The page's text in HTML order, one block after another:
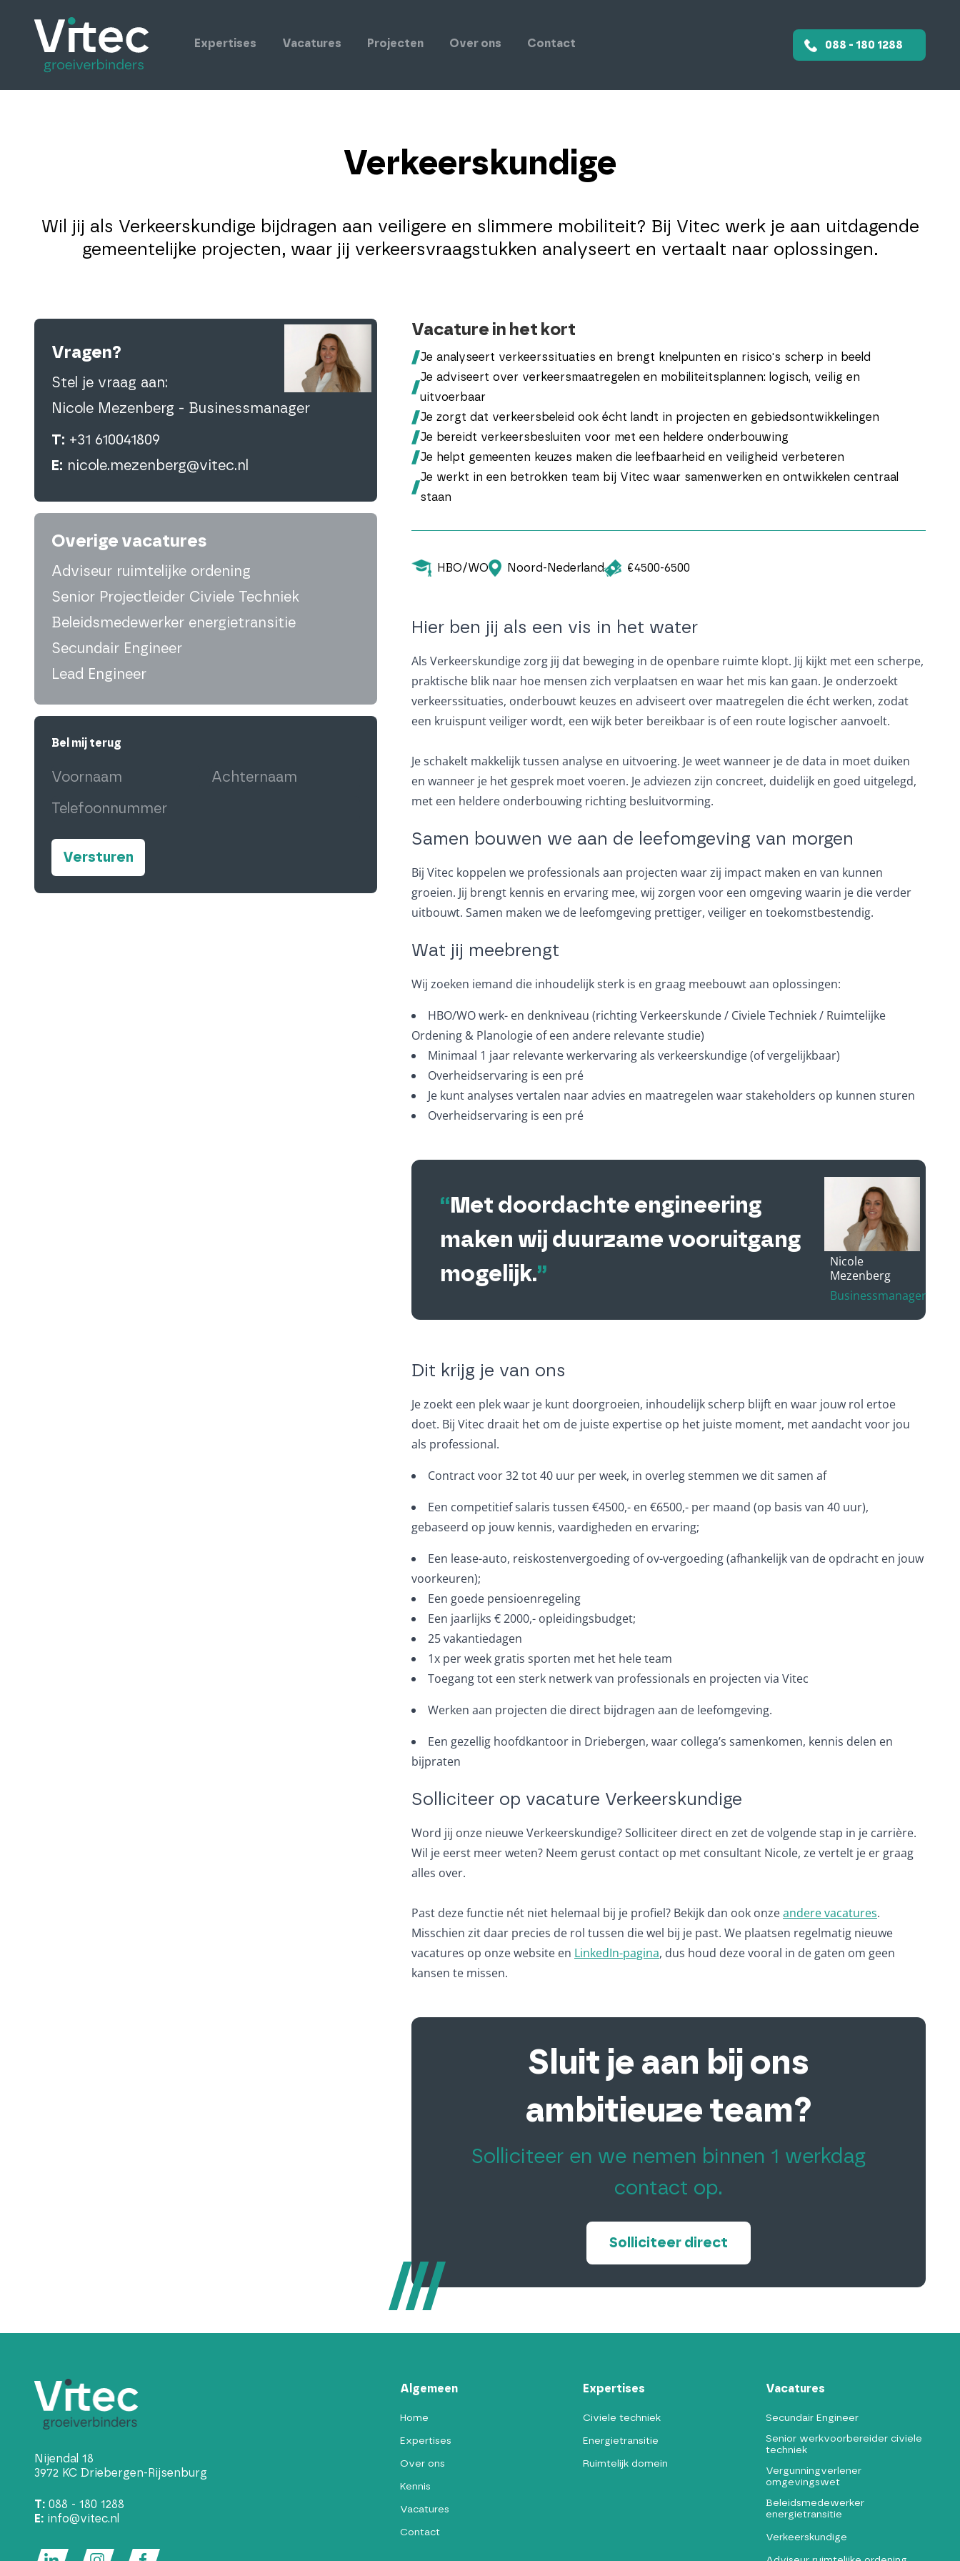
Expertises Vacatures Projecten Over ons Contact 088 - 180 1288
Verkeerskundige
Wil jij als Verkeerskundige bijdragen aan veiligere en slimmere mobiliteit? Bij Vitec werk je aan uitdagende
gemeentelijke projecten, waar jij verkeersvraagstukken analyseert en vertaalt naar oplossingen.
Vragen?
Stel je vraag aan:
Nicole Mezenberg - Businessmanager
T: +31 610041809
E: nicole.mezenberg@vitec.nl
Overige vacatures
Adviseur ruimtelijke ordening
Senior Projectleider Civiele Techniek
Beleidsmedewerker energietransitie
Secundair Engineer
Lead Engineer
Bel mij terug
Voornaam Achternaam
Telefoonnummer
Vacature in het kort
Je analyseert verkeerssituaties en brengt knelpunten en risico's scherp in beeld
Je adviseert over verkeersmaatregelen en mobiliteitsplannen: logisch, veilig en
uitvoerbaar
Je zorgt dat verkeersbeleid ook écht landt in projecten en gebiedsontwikkelingen
Je bereidt verkeersbesluiten voor met een heldere onderbouwing
Je helpt gemeenten keuzes maken die leefbaarheid en veiligheid verbeteren
Je werkt in een betrokken team bij Vitec waar samenwerken en ontwikkelen centraal
staan
HBO/WO Noord-Nederland €4500-6500
Hier ben jij als een vis in het water
Als Verkeerskundige zorg jij dat beweging in de openbare ruimte klopt. Jij kijkt met een scherpe,
praktische blik naar hoe mensen zich verplaatsen en waar het mis kan gaan. Je onderzoekt
verkeerssituaties, onderbouwt keuzes en adviseert over maatregelen die écht werken, zodat
een kruispunt veiliger wordt, een wijk beter bereikbaar is of een route logischer aanvoelt.
Je schakelt makkelijk tussen analyse en uitvoering. Je weet wanneer je de data in moet duiken
en wanneer je het gesprek moet voeren. Je adviezen zijn concreet, duidelijk en goed uitgelegd,
met een heldere onderbouwing richting besluitvorming.
Samen bouwen we aan de leefomgeving van morgen
Bij Vitec koppelen we professionals aan projecten waar zij impact maken en van kunnen
groeien. Jij brengt kennis en ervaring mee, wij zorgen voor een omgeving waarin je die verder
uitbouwt. Samen maken we de leefomgeving prettiger, veiliger en toekomstbestendig.
Wat jij meebrengt
Wij zoeken iemand die inhoudelijk sterk is en graag meebouwt aan oplossingen:
HBO/WO werk- en denkniveau (richting Verkeerskunde / Civiele Techniek / Ruimtelijke
Ordening & Planologie of een andere relevante studie)
Minimaal 1 jaar relevante werkervaring als verkeerskundige (of vergelijkbaar)
Overheidservaring is een pré
Je kunt analyses vertalen naar advies en maatregelen waar stakeholders op kunnen sturen
Overheidservaring is een pré
“ Met doordachte engineering
maken wij duurzame vooruitgang
mogelijk.”
Nicole
Mezenberg
Businessmanager
Dit krijg je van ons
Je zoekt een plek waar je kunt doorgroeien, inhoudelijk scherp blijft en waar jouw rol ertoe
doet. Bij Vitec draait het om de juiste expertise op het juiste moment, met aandacht voor jou
als professional.
Contract voor 32 tot 40 uur per week, in overleg stemmen we dit samen af
Een competitief salaris tussen €4500,- en €6500,- per maand (op basis van 40 uur),
gebaseerd op jouw kennis, vaardigheden en ervaring;
Een lease-auto, reiskostenvergoeding of ov-vergoeding (afhankelijk van de opdracht en jouw
voorkeuren);
Een goede pensioenregeling
Een jaarlijks € 2000,- opleidingsbudget;
25 vakantiedagen
1x per week gratis sporten met het hele team
Toegang tot een sterk netwerk van professionals en projecten via Vitec
Werken aan projecten die direct bijdragen aan de leefomgeving.
Een gezellig hoofdkantoor in Driebergen, waar collega’s samenkomen, kennis delen en
bijpraten
Solliciteer op vacature Verkeerskundige
Word jij onze nieuwe Verkeerskundige? Solliciteer direct en zet de volgende stap in je carrière.
Wil je eerst meer weten? Neem gerust contact op met consultant Nicole, ze vertelt je er graag
alles over.
Past deze functie nét niet helemaal bij je profiel? Bekijk dan ook onzeandere vacatures.
Misschien zit daar precies de rol tussen die wel bij je past. We plaatsen regelmatig nieuwe
vacatures op onze website en LinkedIn-pagina, dus houd deze vooral in de gaten om geen
kansen te missen.
Sluit je aan bij ons
ambitieuze team?
Solliciteer en we nemen binnen 1 werkdag
contact op.
Solliciteer direct
Nijendal 18
3972 KC Driebergen-Rijsenburg
T: 088 - 180 1288
E: info@vitec.nl
Algemeen
Home
Expertises
Over ons
Kennis
Vacatures
Contact
Expertises
Civiele techniek
Energietransitie
Ruimtelijk domein
Vacatures
Secundair Engineer
Senior werkvoorbereider civiele
techniek
Vergunningverlener
omgevingswet
Beleidsmedewerker
energietransitie
Verkeerskundige